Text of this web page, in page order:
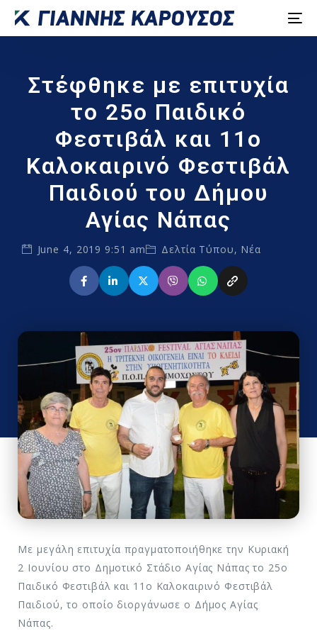
Στέφθηκε με επιτυχία
το 25ο Παιδικό
Φεστιβάλ και 11ο
Καλοκαιρινό Φεστιβάλ
Παιδιού του Δήμου
Αγίας Νάπας
June 4, 2019 9:51 am Δελτία Τύπου, Νέα
Με μεγάλη επιτυχία πραγματοποιήθηκε την Κυριακή
2 Ιουνίου στο Δημοτικό Στάδιο Αγίας Νάπας το 25ο
Παιδικό Φεστιβάλ και 11ο Καλοκαιρινό Φεστιβάλ
Παιδιού, το οποίο διοργάνωσε ο Δήμος Αγίας
Νάπας.